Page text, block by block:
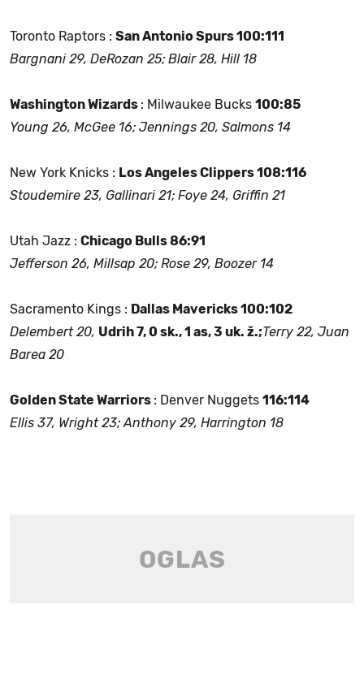
Toronto Raptors : San Antonio Spurs 100:111
Bargnani 29, DeRozan 25; Blair 28, Hill 18
Washington Wizards : Milwaukee Bucks 100:85
Young 26, McGee 16; Jennings 20, Salmons 14
New York Knicks : Los Angeles Clippers 108:116
Stoudemire 23, Gallinari 21; Foye 24, Griffin 21
Utah Jazz : Chicago Bulls 86:91
Jefferson 26, Millsap 20; Rose 29, Boozer 14
Sacramento Kings : Dallas Mavericks 100:102
Delembert 20, Udrih 7, 0 sk., 1 as, 3 uk. ž.;Terry 22, Juan
Barea 20
Golden State Warriors : Denver Nuggets 116:114
Ellis 37, Wright 23; Anthony 29, Harrington 18